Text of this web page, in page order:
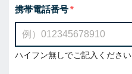
携帯電話番号
ハイフン無しでご記入ください